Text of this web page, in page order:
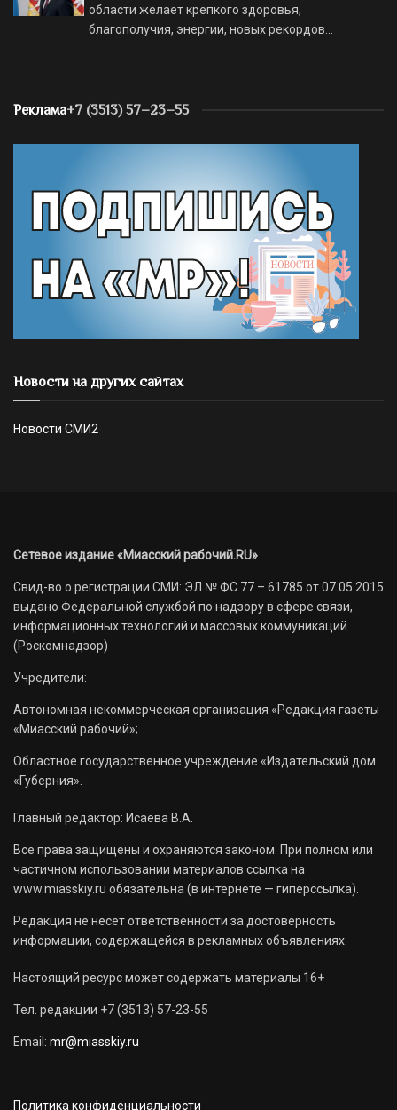
области желает крепкого здоровья,
благополучия, энергии, новых рекордов…
Реклама+7 (3513) 57–23–55
Новости на других сайтах
Новости СМИ2
Сетевое издание «Миасский рабочий.RU»
Свид-во о регистрации СМИ: ЭЛ № ФС 77 – 61785 от 07.05.2015
выдано Федеральной службой по надзору в сфере связи,
информационных технологий и массовых коммуникаций
(Роскомнадзор)
Учредители:
Автономная некоммерческая организация «Редакция газеты
«Миасский рабочий»;
Областное государственное учреждение «Издательский дом
«Губерния».
Главный редактор: Исаева В.А.
Все права защищены и охраняются законом. При полном или
частичном использовании материалов ссылка на
www.miasskiy.ru обязательна (в интернете — гиперссылка).
Редакция не несет ответственности за достоверность
информации, содержащейся в рекламных объявлениях.
Настоящий ресурс может содержать материалы 16+
Тел. редакции +7 (3513) 57-23-55
Email: mr@miasskiy.ru
Политика конфиденциальности